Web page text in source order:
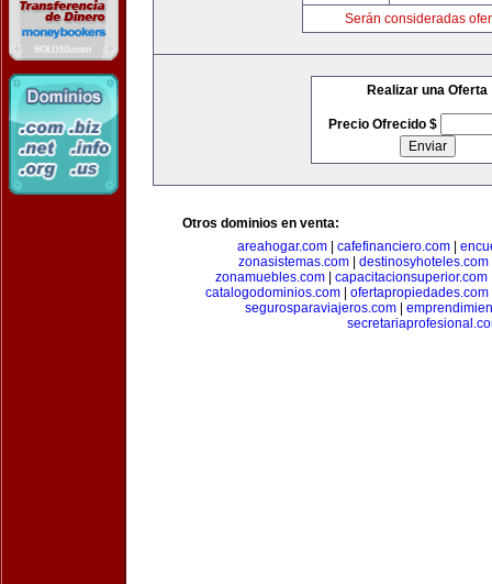
Serán consideradas
Realizar una Oferta
Precio Ofrecido $
Otros dominios en venta:
areahogar.com| cafefinanciero.com|
zonasistemas.com| destinosyhoteles.com
zonamuebles.com| capacitacionsuperior.com
catalogodominios.com| ofertapropiedades.com
segurosparaviajeros.com